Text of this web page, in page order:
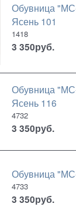
Обувница
Ясень 101
1418
3 350руб.
Обувница
Ясень 116
4732
3 350руб.
Обувница
4733
3 350руб.